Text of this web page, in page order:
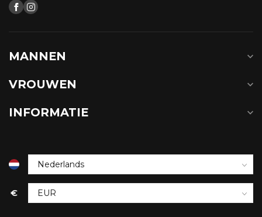
MANNEN
VROUWEN
INFORMATIE
€